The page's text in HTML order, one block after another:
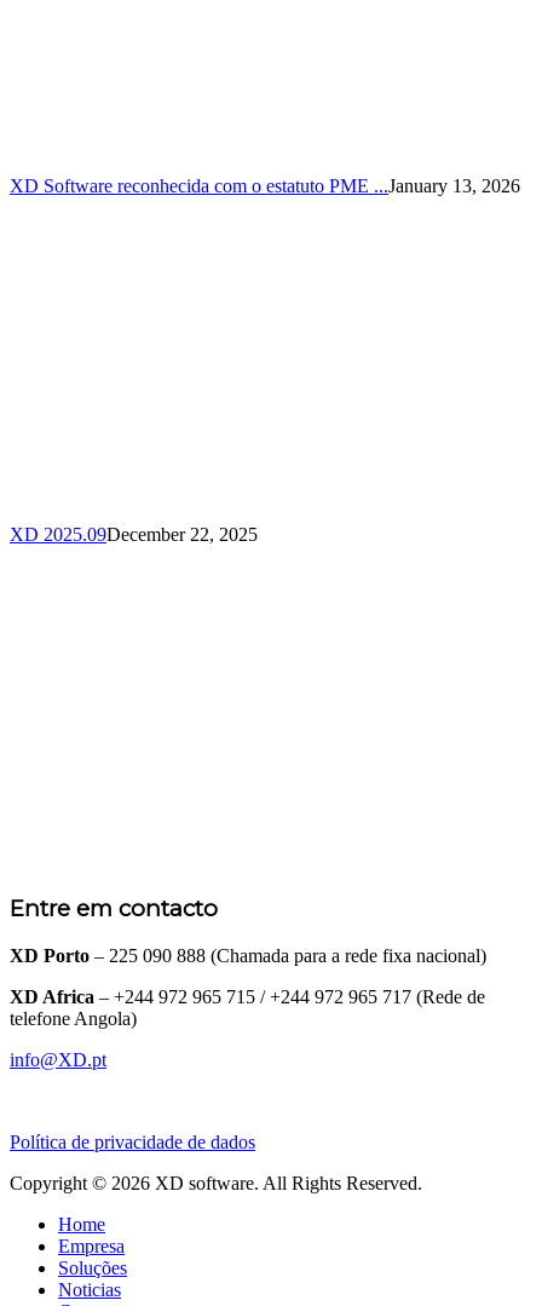
XD Software reconhecida com o estatuto PME ...January 13, 2026
XD 2025.09December 22, 2025
Entre em contacto
XD Porto – 225 090 888 (Chamada para a rede fixa nacional)
XD Africa – +244 972 965 715 / +244 972 965 717 (Rede de
telefone Angola)
info@XD.pt
Política de privacidade de dados
Copyright © 2026 XD software. All Rights Reserved.
Home
Empresa
Soluções
Noticias